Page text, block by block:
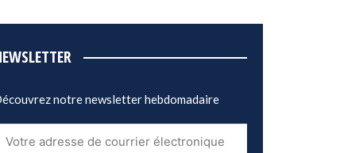
notre newsletter hebdomadaire